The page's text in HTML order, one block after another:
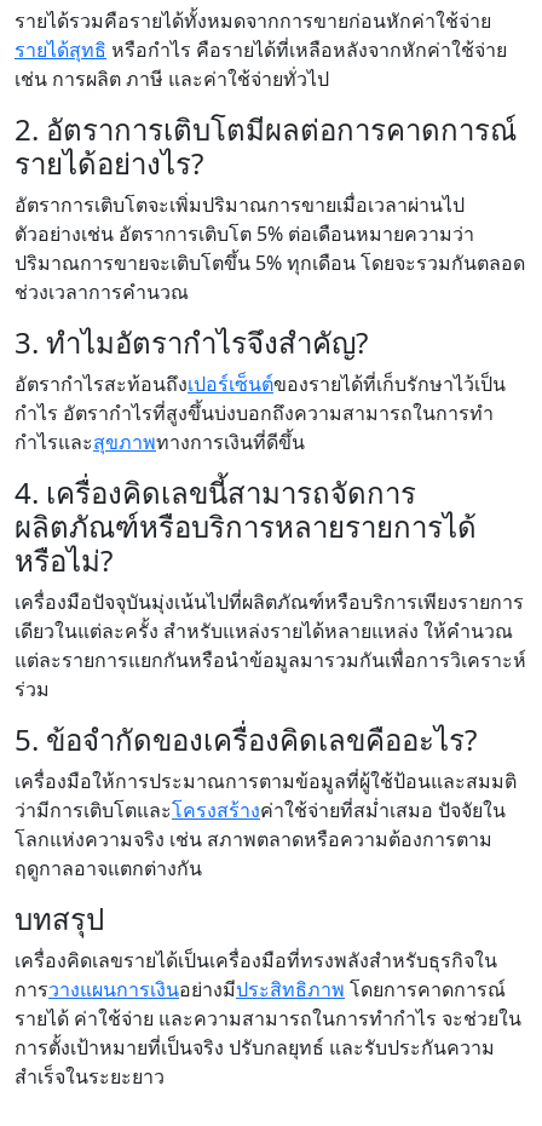
รายได้รวมคือรายได้ทั้งหมดจากการขายก่อนหักค่าใช้จ่าย
รายได้สุทธิ หรือกำไร คือรายได้ที่เหลือหลังจากหักค่าใช้จ่าย
เช่น การผลิต ภาษี และค่าใช้จ่ายทั่วไป
2. อัตราการเติบโตมีผลต่อการคาดการณ์
รายได้อย่างไร?
อัตราการเติบโตจะเพิ่มปริมาณการขายเมื่อเวลาผ่านไป
ตัวอย่างเช่น อัตราการเติบโต 5% ต่อเดือนหมายความว่า
ปริมาณการขายจะเติบโตขึ้น 5% ทุกเดือน โดยจะรวมกันตลอด
ช่วงเวลาการคำนวณ
3. ทำไมอัตรากำไรจึงสำคัญ?
อัตรากำไรสะท้อนถึงเปอร์เซ็นต์ของรายได้ที่เก็บรักษาไว้เป็น
กำไร อัตรากำไรที่สูงขึ้นบ่งบอกถึงความสามารถในการทำ
กำไรและสุขภาพทางการเงินที่ดีขึ้น
4. เครื่องคิดเลขนี้สามารถจัดการ
ผลิตภัณฑ์หรือบริการหลายรายการได้
หรือไม่?
เครื่องมือปัจจุบันมุ่งเน้นไปที่ผลิตภัณฑ์หรือบริการเพียงรายการ
เดียวในแต่ละครั้ง สำหรับแหล่งรายได้หลายแหล่ง ให้คำนวณ
แต่ละรายการแยกกันหรือนำข้อมูลมารวมกันเพื่อการวิเคราะห์
ร่วม
5. ข้อจำกัดของเครื่องคิดเลขคืออะไร?
เครื่องมือให้การประมาณการตามข้อมูลที่ผู้ใช้ป้อนและสมมติ
ว่ามีการเติบโตและโครงสร้างค่าใช้จ่ายที่สม่ำเสมอ ปัจจัยใน
โลกแห่งความจริง เช่น สภาพตลาดหรือความต้องการตาม
ฤดูกาลอาจแตกต่างกัน
บทสรุป
เครื่องคิดเลขรายได้เป็นเครื่องมือที่ทรงพลังสำหรับธุรกิจใน
การวางแผนการเงินอย่างมีประสิทธิภาพ โดยการคาดการณ์
รายได้ ค่าใช้จ่าย และความสามารถในการทำกำไร จะช่วยใน
การตั้งเป้าหมายที่เป็นจริง ปรับกลยุทธ์ และรับประกันความ
สำเร็จในระยะยาว